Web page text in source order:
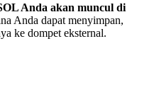
Anda akan muncul di
Anda dapat menyimpan,
ke dompet eksternal.